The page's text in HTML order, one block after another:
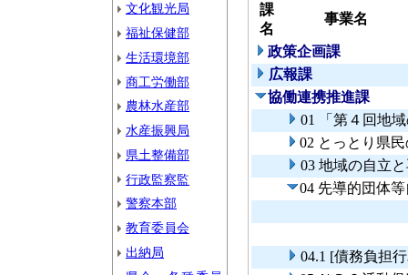
文化観光局
福祉保健部
生活環境部
商工労働部
農林水産部
水産振興局
県土整備部
行政監察監
警察本部
教育委員会
出納局
課
名
事業名
政策企画課
広報課
協働連携推進課
01 「第４回地
02 とっとり県
03 地域の自立
04 先導的団体
04.1 [債務負担